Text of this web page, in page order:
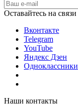
Оставайтесь на связи
Вконтакте
Telegram
YouTube
Яндекс Дзен
Одноклассники
Наши контакты